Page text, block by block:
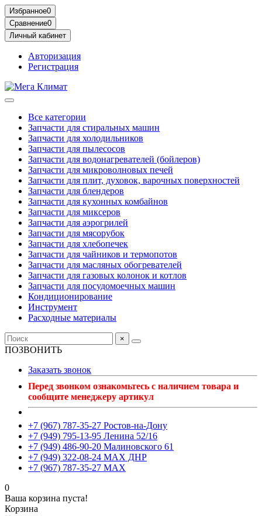
Избранное0
Сравнение0
Личный кабинет
Авторизация
Регистрация
Все категории
Запчасти для стиральных машин
Запчасти для холодильников
Запчасти для пылесосов
Запчасти для водонагревателей (бойлеров)
Запчасти для микроволновых печей
Запчасти для плит, духовок, варочных поверхностей
Запчасти для блендеров
Запчасти для кухонных комбайнов
Запчасти для миксеров
Запчасти для аэрогрилей
Запчасти для мясорубок
Запчасти для хлебопечек
Запчасти для чайников и термопотов
Запчасти для масляных обогревателей
Запчасти для газовых колонок и котлов
Запчасти для посудомоечных машин
Кондиционирование
Инструмент
Расходные материалы
×
ПОЗВОНИТЬ
Заказать звонок
Перед звонком ознакомьтесь с наличием товара и
сообщите менеджеру артикул
+7 (967) 787-35-27 Ростов-на-Дону
+7 (949) 795-13-95 Ленина 52/16
+7 (949) 486-90-20 Малиновского 61
+7 (949) 322-08-24 MAX ДНР
+7 (967) 787-35-27 MAX
0
Ваша корзина пуста!
Корзина